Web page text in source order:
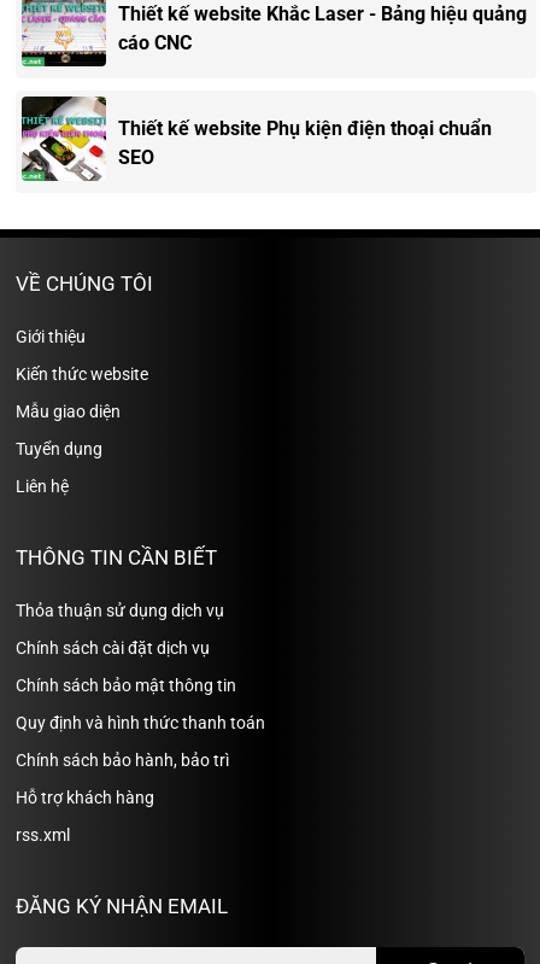
Thiết kế website Khắc Laser - Bảng hiệu quảng
cáo CNC
Thiết kế website Phụ kiện điện thoại chuẩn
SEO
VỀ CHÚNG TÔI
Giới thiệu
Kiến thức website
Mẫu giao diện
Tuyển dụng
Liên hệ
THÔNG TIN CẦN BIẾT
Thỏa thuận sử dụng dịch vụ
Chính sách cài đặt dịch vụ
Chính sách bảo mật thông tin
Quy định và hình thức thanh toán
Chính sách bảo hành, bảo trì
Hỗ trợ khách hàng
rss.xml
ĐĂNG KÝ NHẬN EMAIL